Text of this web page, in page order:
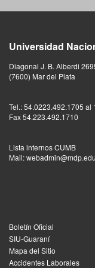
Universidad
Diagonal J. B. Alberdi
(7600) Mar del Plata
Tel.: 54.0223.492.1705 al
Fax 54.223.492.1710
Lista internos CUMB
Mail:
Boletín Oficial
SIU-Guaraní
Mapa del Sitio
Accidentes Laborales